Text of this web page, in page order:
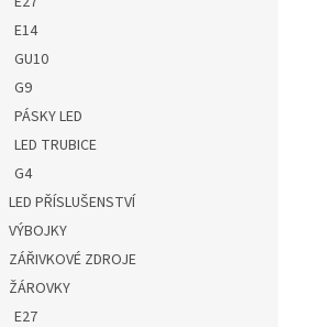
E14
GU10
G9
PÁSKY LED
LED TRUBICE
G4
LED PŘÍSLUŠENSTVÍ
VÝBOJKY
ZÁŘIVKOVÉ ZDROJE
ŽÁROVKY
E27